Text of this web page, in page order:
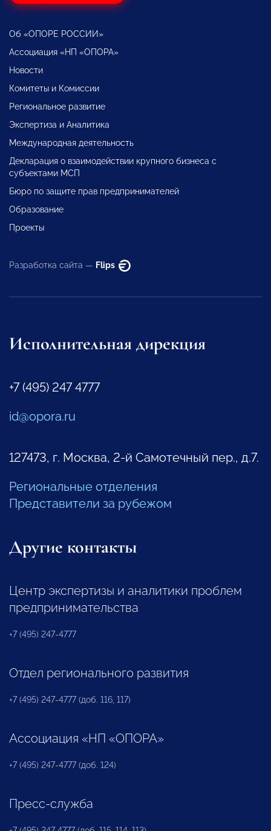
Об «ОПОРЕ РОССИИ»
Ассоциация «НП «ОПОРА»
Новости
Комитеты и Комиссии
Региональное развитие
Экспертиза и Аналитика
Международная деятельность
Декларация о взаимодействии крупного бизнеса с
субъектами МСП
Бюро по защите прав предпринимателей
Образование
Проекты
Разработка сайта — Flips
Исполнительная дирекция
+7 (495) 247 4777
id@opora.ru
127473, г. Москва, 2-й Самотечный пер., д.7.
Региональные отделения
Представители за рубежом
Другие контакты
Центр экспертизы и аналитики проблем
предпринимательства
+7 (495) 247-4777
Отдел регионального развития
+7 (495) 247-4777 (доб. 116, 117)
Ассоциация «НП «ОПОРА»
+7 (495) 247-4777 (доб. 124)
Пресс-служба